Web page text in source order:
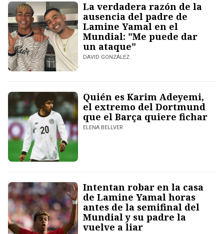
La verdadera razón de la
ausencia del padre de
Lamine Yamal en el
Mundial: "Me puede dar
un ataque"
DAVID GONZÁLEZ
Quién es Karim Adeyemi,
el extremo del Dortmund
que el Barça quiere fichar
ELENA BELLVER
Intentan robar en la casa
de Lamine Yamal horas
antes de la semifinal del
Mundial y su padre la
vuelve a liar